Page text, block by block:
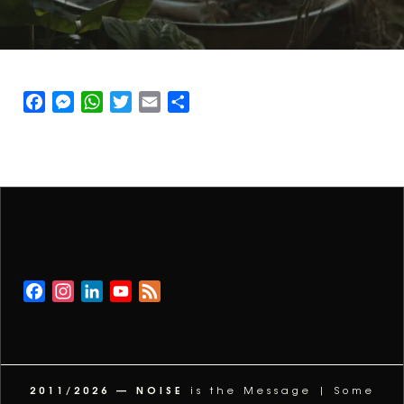
FacebookMessengerWhatsAppTwitterEmail
FacebookInstagramLinkedInYouTube
2011/2026 — NOISE
is the Message | Some